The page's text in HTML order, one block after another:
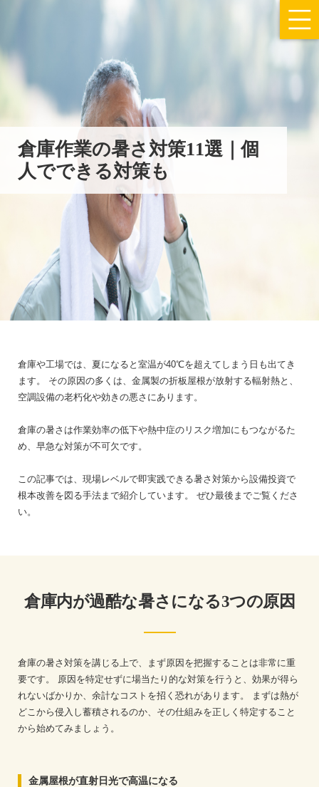
倉庫作業の暑さ対策11選｜個
人でできる対策も
倉庫や工場では、夏になると室温が40℃を超えてしまう日も出てき
ます。
その原因の多くは、金属製の折板屋根が放射する輻射熱と、
空調設備の老朽化や効きの悪さにあります。
倉庫の暑さは作業効率の低下や熱中症のリスク増加にもつながるた
め、早急な対策が不可欠です。
この記事では、現場レベルで即実践できる暑さ対策から設備投資で
根本改善を図る手法まで紹介しています。
ぜひ最後までご覧くださ
い。
倉庫内が過酷な暑さになる3つの原因
倉庫の暑さ対策を講じる上で、まず原因を把握することは非常に重
要です。
原因を特定せずに場当たり的な対策を行うと、効果が得ら
れないばかりか、余計なコストを招く恐れがあります。
まずは熱が
どこから侵入し蓄積されるのか、その仕組みを正しく特定すること
から始めてみましょう。
金属屋根が直射日光で高温になる